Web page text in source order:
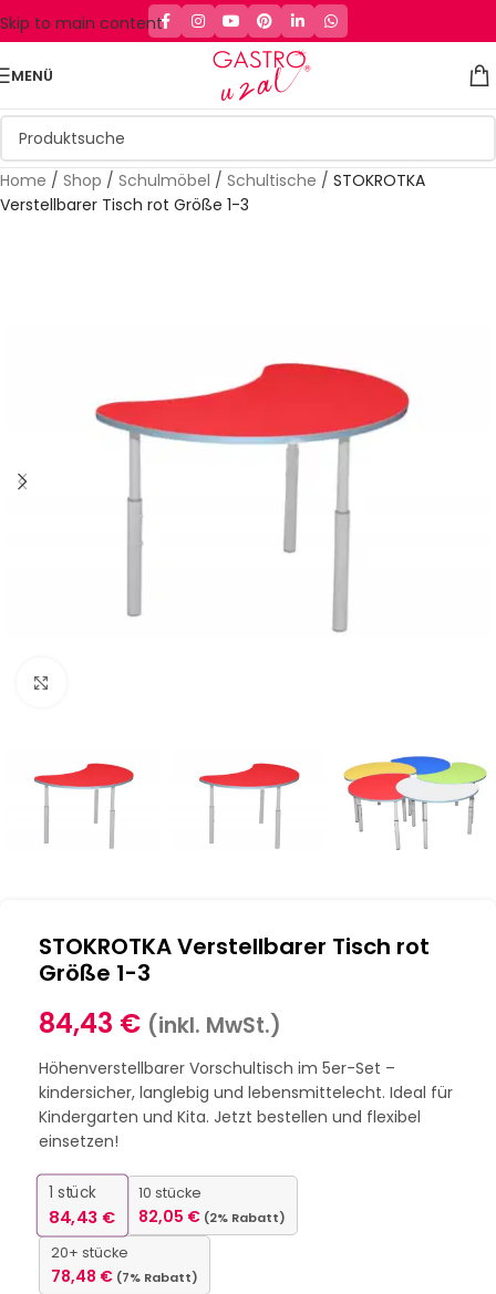
Skip to main content
MENÜ
Home / Shop / Schulmöbel / Schultische / STOKROTKA
Verstellbarer Tisch rot Größe 1-3
STOKROTKA Verstellbarer Tisch rot
Größe 1-3
84,43 € (inkl. MwSt.)
Höhenverstellbarer Vorschultisch im 5er-Set –
kindersicher, langlebig und lebensmittelecht. Ideal für
Kindergarten und Kita. Jetzt bestellen und flexibel
einsetzen!
1 stück
84,43 €
10 stücke
82,05 € (2% Rabatt)
20+ stücke
78,48 € (7% Rabatt)